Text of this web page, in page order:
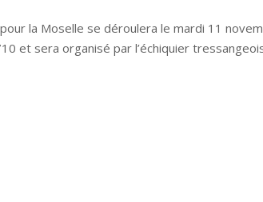
la Moselle se déroulera le mardi 11
et sera organisé par l’échiquier